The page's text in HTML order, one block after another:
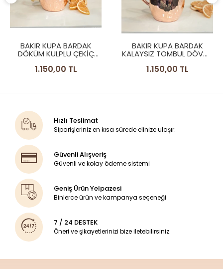
BAKIR KUPA BARDAK
DÖKÜM KULPLU ÇEKİÇ
DÖVME MODEL BAKIR
RENK
1.150,00 TL
BAKIR KUPA BARDAK
KALAYSIZ TOMBUL DÖVME
1.150,00 TL
Hızlı Teslimat
Siparişleriniz en kısa sürede elinize ulaşır.
Güvenli Alışveriş
Güvenli ve kolay ödeme sistemi
Geniş Ürün Yelpazesi
Binlerce ürün ve kampanya seçeneği
7 / 24 DESTEK
Öneri ve şikayetlerinizi bize iletebilirsiniz.